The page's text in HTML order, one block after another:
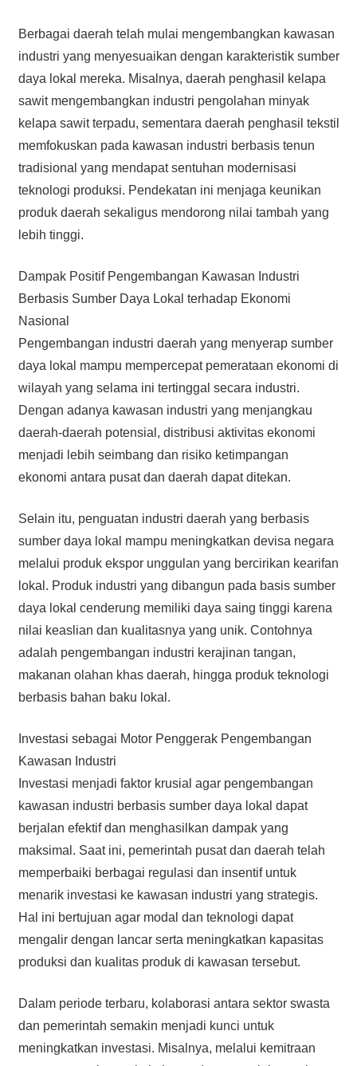
Berbagai daerah telah mulai mengembangkan kawasan
industri yang menyesuaikan dengan karakteristik sumber
daya lokal mereka. Misalnya, daerah penghasil kelapa
sawit mengembangkan industri pengolahan minyak
kelapa sawit terpadu, sementara daerah penghasil tekstil
memfokuskan pada kawasan industri berbasis tenun
tradisional yang mendapat sentuhan modernisasi
teknologi produksi. Pendekatan ini menjaga keunikan
produk daerah sekaligus mendorong nilai tambah yang
lebih tinggi.
Dampak Positif Pengembangan Kawasan Industri
Berbasis Sumber Daya Lokal terhadap Ekonomi
Nasional
Pengembangan industri daerah yang menyerap sumber
daya lokal mampu mempercepat pemerataan ekonomi di
wilayah yang selama ini tertinggal secara industri.
Dengan adanya kawasan industri yang menjangkau
daerah-daerah potensial, distribusi aktivitas ekonomi
menjadi lebih seimbang dan risiko ketimpangan
ekonomi antara pusat dan daerah dapat ditekan.
Selain itu, penguatan industri daerah yang berbasis
sumber daya lokal mampu meningkatkan devisa negara
melalui produk ekspor unggulan yang bercirikan kearifan
lokal. Produk industri yang dibangun pada basis sumber
daya lokal cenderung memiliki daya saing tinggi karena
nilai keaslian dan kualitasnya yang unik. Contohnya
adalah pengembangan industri kerajinan tangan,
makanan olahan khas daerah, hingga produk teknologi
berbasis bahan baku lokal.
Investasi sebagai Motor Penggerak Pengembangan
Kawasan Industri
Investasi menjadi faktor krusial agar pengembangan
kawasan industri berbasis sumber daya lokal dapat
berjalan efektif dan menghasilkan dampak yang
maksimal. Saat ini, pemerintah pusat dan daerah telah
memperbaiki berbagai regulasi dan insentif untuk
menarik investasi ke kawasan industri yang strategis.
Hal ini bertujuan agar modal dan teknologi dapat
mengalir dengan lancar serta meningkatkan kapasitas
produksi dan kualitas produk di kawasan tersebut.
Dalam periode terbaru, kolaborasi antara sektor swasta
dan pemerintah semakin menjadi kunci untuk
meningkatkan investasi. Misalnya, melalui kemitraan